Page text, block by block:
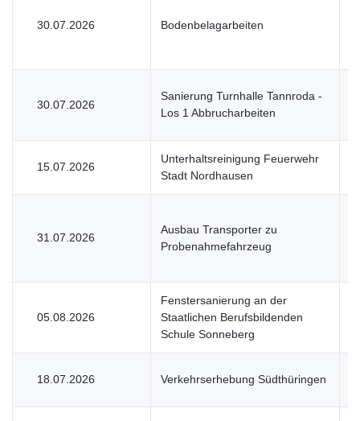
30.07.2026 Bodenbelagarbeiten
30.07.2026
Sanierung Turnhalle Tannroda -
Los 1 Abbrucharbeiten
15.07.2026
Unterhaltsreinigung Feuerwehr
Stadt Nordhausen
31.07.2026
Ausbau Transporter zu
Probenahmefahrzeug
05.08.2026
Fenstersanierung an der
Staatlichen Berufsbildenden
Schule Sonneberg
18.07.2026 Verkehrserhebung Südthüringen